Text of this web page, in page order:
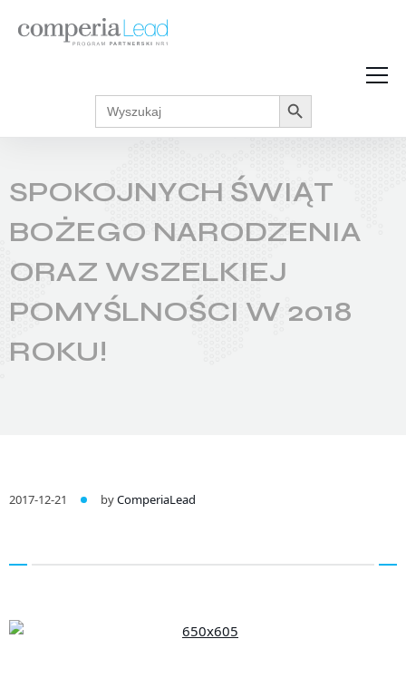
Strefa Wiedzy
Akcje promocyjne
Regulaminy
Search
for:
Search Button
SPOKOJNYCH ŚWIĄT
BOŻEGO NARODZENIA
ORAZ WSZELKIEJ
POMYŚLNOŚCI W 2018
ROKU!
2017-12-21 byComperiaLead